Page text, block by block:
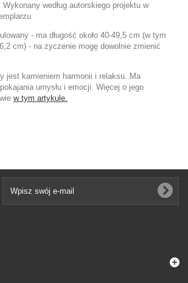
według autorskiego projektu w
- ma długość około 40-49,5 cm (w tym
cm) - na życzenie mogę dowolnie zmienić
jest kamieniem harmonii i relaksu. Ma
umysłu i emocji. Więcej o jego
w tym artykule.